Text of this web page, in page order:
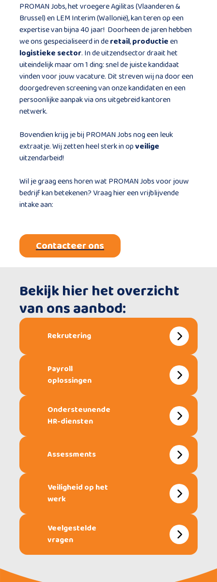
PROMAN Jobs, het vroegere Agilitas (Vlaanderen &
Brussel) en LEM Interim (Wallonië), kan teren op een
expertise van bijna 40 jaar! Doorheen de jaren hebben
we ons gespecialiseerd in deretail,productieen
logistieke sector. In de uitzendsector draait het
uiteindelijk maar om 1 ding: snel de juiste kandidaat
vinden voor jouw vacature. Dit streven wij na door een
doorgedreven screening van onze kandidaten en een
persoonlijke aanpak via ons uitgebreid kantoren
netwerk.
Bovendien krijg je bij PROMAN Jobs nog een leuk
extraatje. Wij zetten heel sterk in opveilige
uitzendarbeid!
Wil je graag eens horen wat PROMAN Jobs voor jouw
bedrijf kan betekenen? Vraag hier een vrijblijvende
intake aan:
Contacteer ons
Bekijk hier het overzicht
van ons aanbod:
Rekrutering
Payroll
oplossingen
Ondersteunende
HR-diensten
Assessments
Veiligheid op het
werk
Veelgestelde
vragen